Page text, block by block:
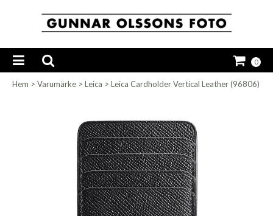
0
Hem > Varumärke > Leica > Leica Cardholder Vertical Leather (96806)